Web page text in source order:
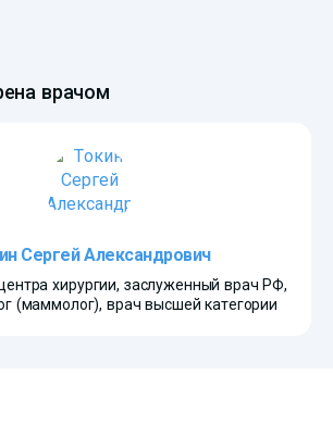
врачом
Сергей Александрович
хирургии, заслуженный врач РФ,
(маммолог), врач высшей категории